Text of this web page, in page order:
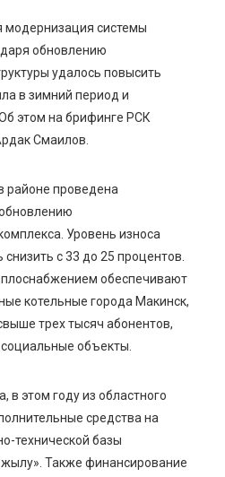
модернизация системы
обновлению
удалось повысить
в зимний период и
этом на брифинге РСК
Смаилов.
районе проведена
Уровень износа
снизить с 33 до 25 процентов.
обеспечивают
котельные города Макинск,
трех тысяч абонентов,
объекты.
в этом году из областного
средства на
технической базы
Также финансирование